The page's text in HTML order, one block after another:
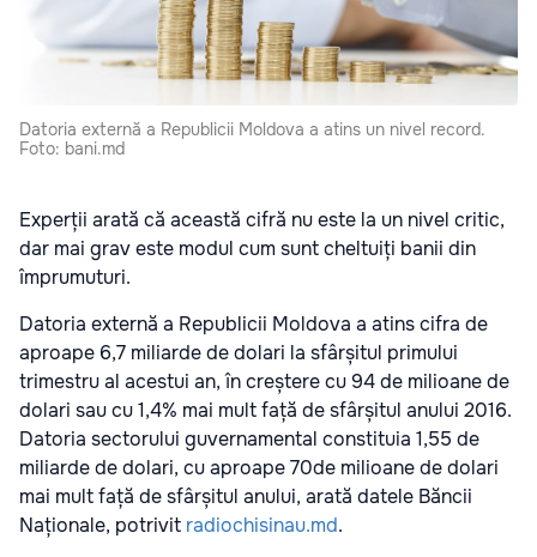
Datoria externă a Republicii Moldova a atins un nivel record.
Foto: bani.md
Experții arată că această cifră nu este la un nivel critic,
dar mai grav este modul cum sunt cheltuiți banii din
împrumuturi.
Datoria externă a Republicii Moldova a atins cifra de
aproape 6,7 miliarde de dolari la sfârșitul primului
trimestru al acestui an, în creștere cu 94 de milioane de
dolari sau cu 1,4% mai mult față de sfârșitul anului 2016.
Datoria sectorului guvernamental constituia 1,55 de
miliarde de dolari, cu aproape 70de milioane de dolari
mai mult față de sfârșitul anului, arată datele Băncii
Naționale, potrivit radiochisinau.md.